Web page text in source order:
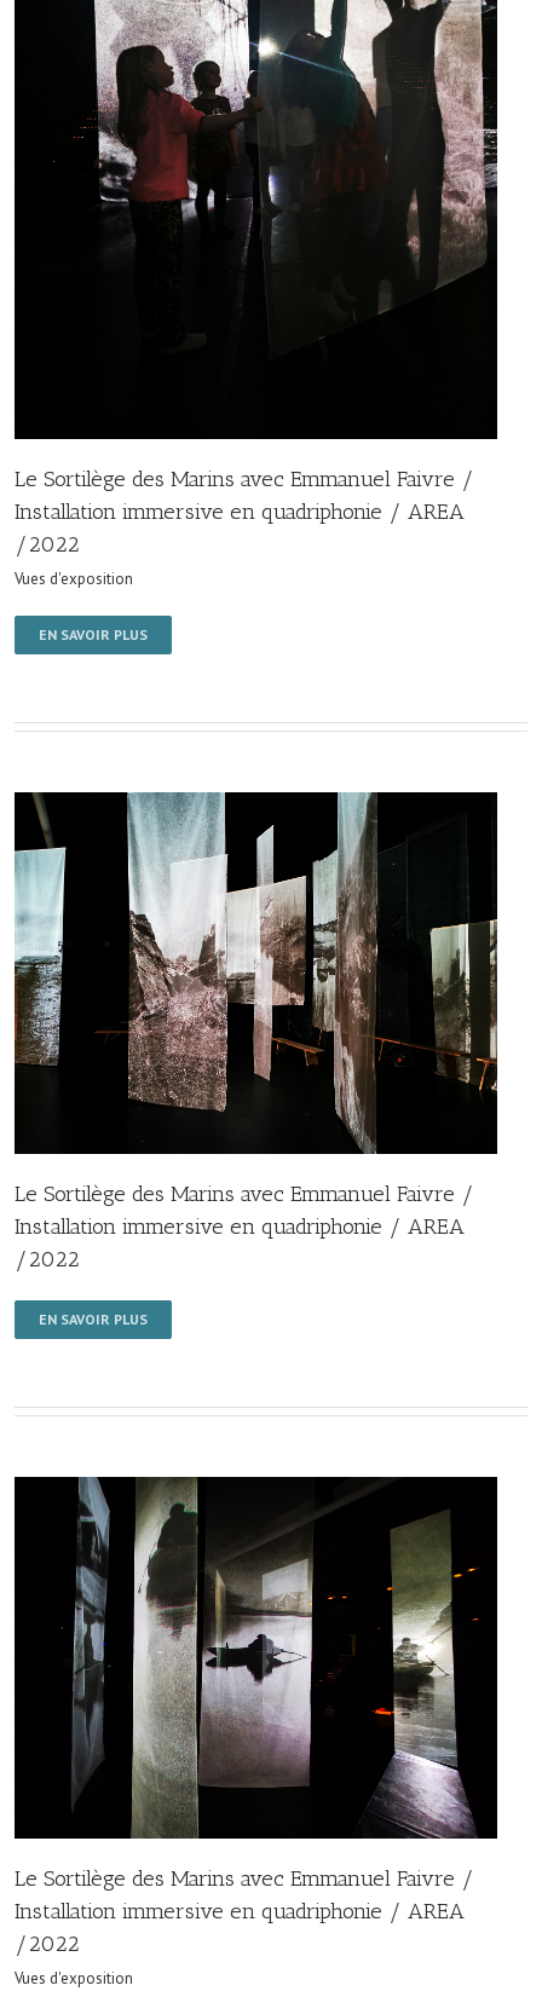
Le Sortilège des Marins avec Emmanuel Faivre /
Installation immersive en quadriphonie / AREA
/2022
Vues d'exposition
EN SAVOIR PLUS
Le Sortilège des Marins avec Emmanuel Faivre /
Installation immersive en quadriphonie / AREA
/2022
EN SAVOIR PLUS
Le Sortilège des Marins avec Emmanuel Faivre /
Installation immersive en quadriphonie / AREA
/2022
Vues d'exposition